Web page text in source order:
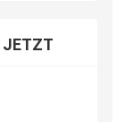
JETZT